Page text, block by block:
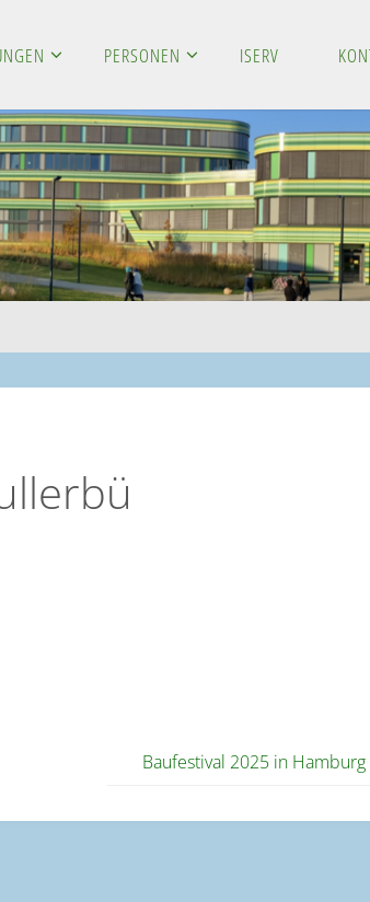
PERSONEN ISERV
Baufestival 2025 in